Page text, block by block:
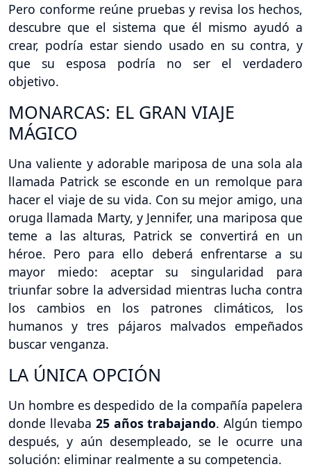
Pero conforme reúne pruebas y revisa los hechos,
descubre que el sistema que él mismo ayudó a
crear, podría estar siendo usado en su contra, y
que su esposa podría no ser el verdadero
objetivo.
MONARCAS: EL GRAN VIAJE
MÁGICO
Una valiente y adorable mariposa de una sola ala
llamada Patrick se esconde en un remolque para
hacer el viaje de su vida. Con su mejor amigo, una
oruga llamada Marty, y Jennifer, una mariposa que
teme a las alturas, Patrick se convertirá en un
héroe. Pero para ello deberá enfrentarse a su
mayor miedo: aceptar su singularidad para
triunfar sobre la adversidad mientras lucha contra
los cambios en los patrones climáticos, los
humanos y tres pájaros malvados empeñados
buscar venganza.
LA ÚNICA OPCIÓN
Un hombre es despedido de la compañía papelera
donde llevaba 25 años trabajando. Algún tiempo
después, y aún desempleado, se le ocurre una
solución: eliminar realmente a su competencia.